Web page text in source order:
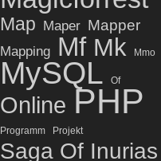
Map Maper Mapper
Mapping Mf Mk Mmo
MySQL Of
Online PHP
Programm Projekt
Saga Of Inurias